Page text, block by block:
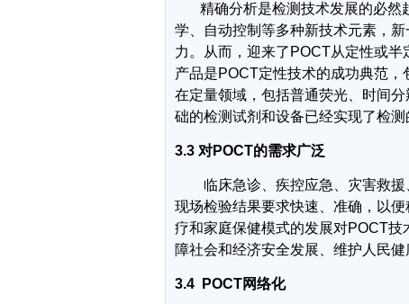
精确分析是检测技术发展的必然
学、自动控制等多种新技术元素，新
力。从而，迎来了 POCT从定性或半
产品是POCT定性技术的成功典范，
在定量领域，包括普通荧光、时间
础的检测试剂和设备已经实现了检测
3.3 对POCT的需求广泛
临床急诊、疾控应急、灾害救
现场检验结果要求快速、准确，以
疗和家庭保健模式的发展对POCT技
障社会和经济安全发展、维护人民健
3.4 POCT网络化